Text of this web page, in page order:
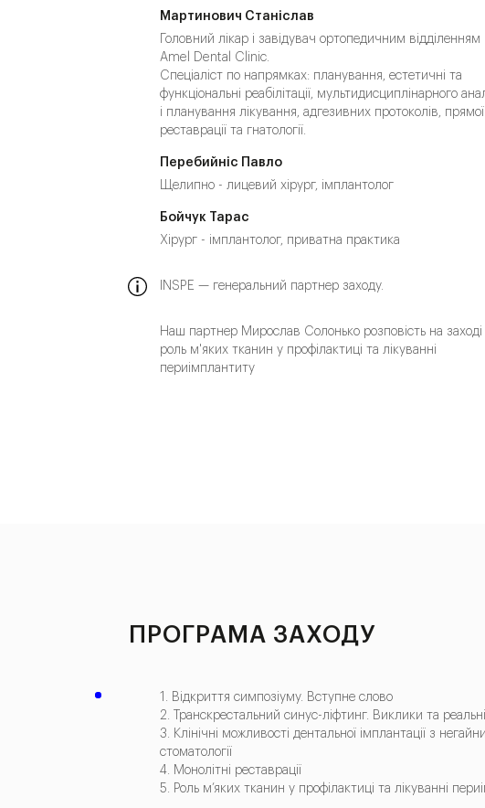
Мартинович Станіслав
Головний лікар і завідувач ортопедичним відділенням
Amel Dental Clinic.
Спеціаліст по напрямках: планування, естетичні та
функціональні реабілітації, мультидисциплінарного
і планування лікування, адгезивних протоколів, прямої
реставрації та гнатології.
Перебийніс Павло
Щелипно - лицевий хірург, імплантолог
Бойчук Тарас
Хірург - імплантолог, приватна практика
INSPE — генеральний партнер заходу.
Наш партнер Мирослав Солонько розповість на
роль м'яких тканин у профілактиці та лікуванні
периімплантиту
ПРОГРАМА ЗАХОДУ
1. Відкриття симпозіуму. Вступне слово
2. Транскрестальний синус-ліфтинг. Виклики та
3. Клінічні можливості дентальної імплантації з
стоматології
4. Монолітні реставрації
5. Роль м’яких тканин у профілактиці та лікуванні